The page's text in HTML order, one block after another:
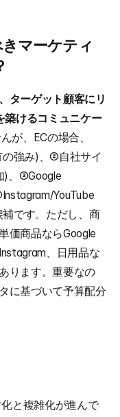
マーケティ
ターゲット顧客にリ
築けるコミュニケー
が、ECの場合、
強み)、②自社サイ
)、③Google
YouTube
です。ただし、商
価商品ならGoogle
、日用品な
ります。重要なの
に基づいて予算配分
と複雑化が進んで